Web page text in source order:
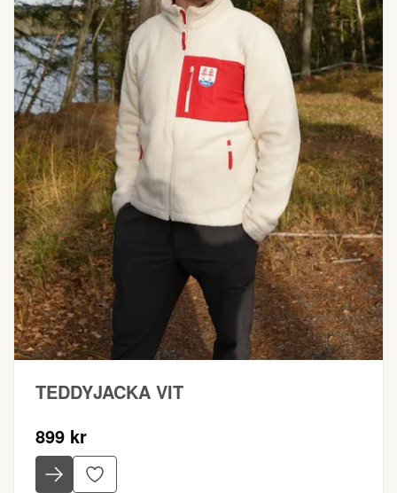
TEDDYJACKA VIT
899 kr